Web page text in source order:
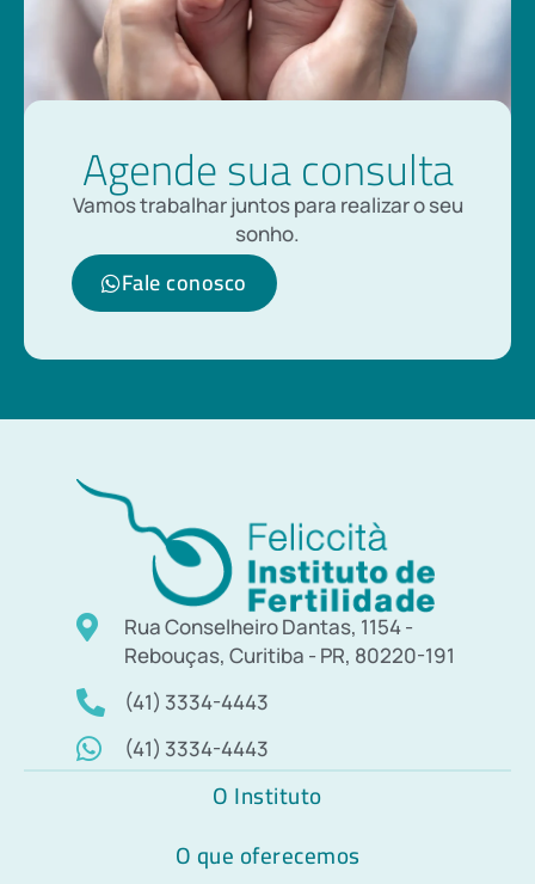
Agende sua consulta
Vamos trabalhar juntos para realizar o seu
sonho.
Fale conosco
Rua Conselheiro Dantas, 1154 -
Rebouças, Curitiba - PR, 80220-191
(41) 3334-4443
(41) 3334-4443
O Instituto
O que oferecemos